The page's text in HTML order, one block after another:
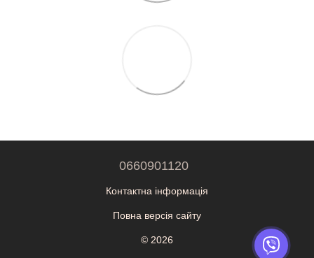
0660901120
Контактна інформація
Повна версія сайту
© 2026